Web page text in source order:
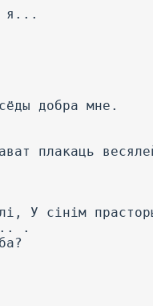
я...
добра мне.
плакаць
У сінім
... .